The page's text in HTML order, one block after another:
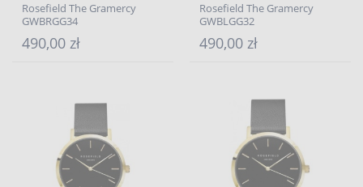
Rosefield The Gramercy
GWBRGG34
490,00 zł
Rosefield The Gramercy
GWBLGG32
490,00 zł